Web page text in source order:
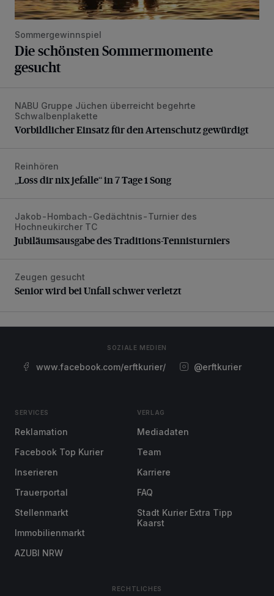
Sommergewinnspiel
Die schönsten Sommermomente
gesucht
Vorbildlicher Einsatz für den Artenschutz gewürdigt
NABU Gruppe Jüchen überreicht begehrte
Schwalbenplakette
Vorbildlicher Einsatz für den Artenschutz gewürdigt
„Loss dir nix jefalle“ in 7 Tage 1 Song
Reinhören
„Loss dir nix jefalle“ in 7 Tage 1 Song
Jubiläumsausgabe des Traditions-Tennisturniers
Jakob-Hombach-Gedächtnis-Turnier des
Hochneukircher TC
Jubiläumsausgabe des Traditions-Tennisturniers
Senior wird bei Unfall schwer verletzt
Zeugen gesucht
Senior wird bei Unfall schwer verletzt
SOZIALE MEDIEN
www.facebook.com/erftkurier/ @erftkurier
SERVICES
Reklamation
Facebook Top Kurier
Inserieren
Trauerportal
Stellenmarkt
Immobilienmarkt
AZUBI NRW
VERLAG
Mediadaten
Team
Karriere
FAQ
Stadt Kurier Extra Tipp
Kaarst
RECHTLICHES